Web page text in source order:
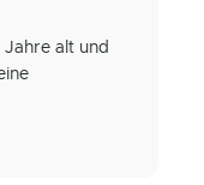
Jahre alt und